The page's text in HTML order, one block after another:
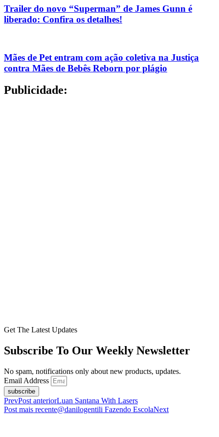
Trailer do novo “Superman” de James Gunn é
liberado: Confira os detalhes!
Mães de Pet entram com ação coletiva na Justiça
contra Mães de Bebês Reborn por plágio
Publicidade:
Get The Latest Updates
Subscribe To Our Weekly Newsletter
No spam, notifications only about new products, updates.
Email Address
subscribe
PrevPost anteriorLuan Santana With Lasers
Post mais recente@danilogentili Fazendo EscolaNext